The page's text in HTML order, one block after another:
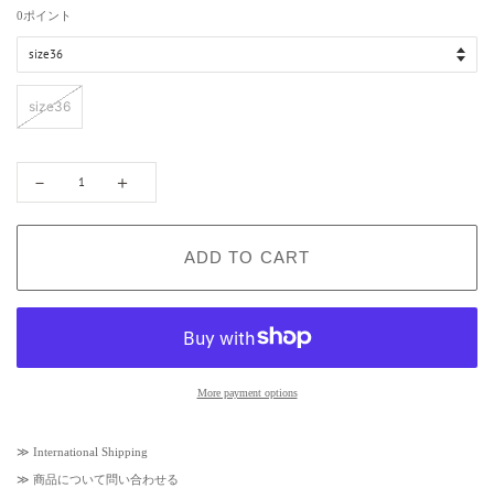
u
p
e
a
r
c
0ポイント
size36
－ ＋
ADD TO CART
More payment options
≫ International Shipping
≫ 商品について問い合わせる